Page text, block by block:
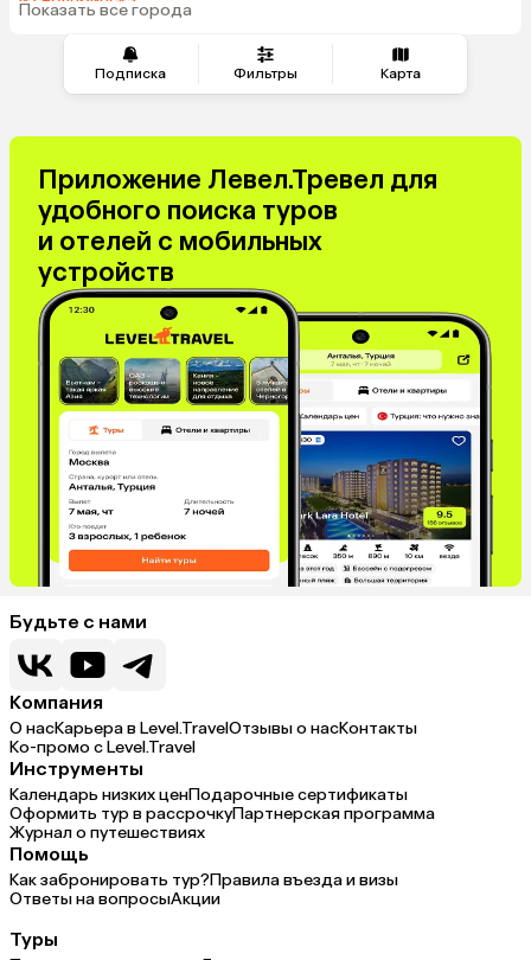
Подписка Фильтры Карта
Венгрия
из Тюмени
Показать все города
Приложение Левел.Тревел для
удобного поиска туров
и отелей с мобильных
устройств
Будьте с нами
Компания
О насКарьера в Level.TravelОтзывы о насКонтакты
Ко-промо с Level.Travel
Инструменты
Календарь низких ценПодарочные сертификаты
Оформить тур в рассрочкуПартнерская программа
Журнал о путешествиях
Помощь
Как забронировать тур?Правила въезда и визы
Ответы на вопросыАкции
Туры